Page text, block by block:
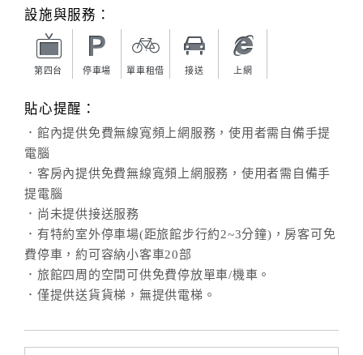
設施與服務：
第四台 停車場 單車租借 接送 上網
貼心提醒：
．館內提供免費無線寬頻上網服務，使用者需自備手提
電腦
．客房內提供免費無線寬頻上網服務，使用者需自備手
提電腦
．尚未提供接送服務
．有特約室外停車場(距旅館步行約2~3分鐘)，房客可免
費停車，約可容納小客車20部
．旅館四周的空間可供免費停放單車/機車。
．僅提供送貨貨梯，無提供電梯。